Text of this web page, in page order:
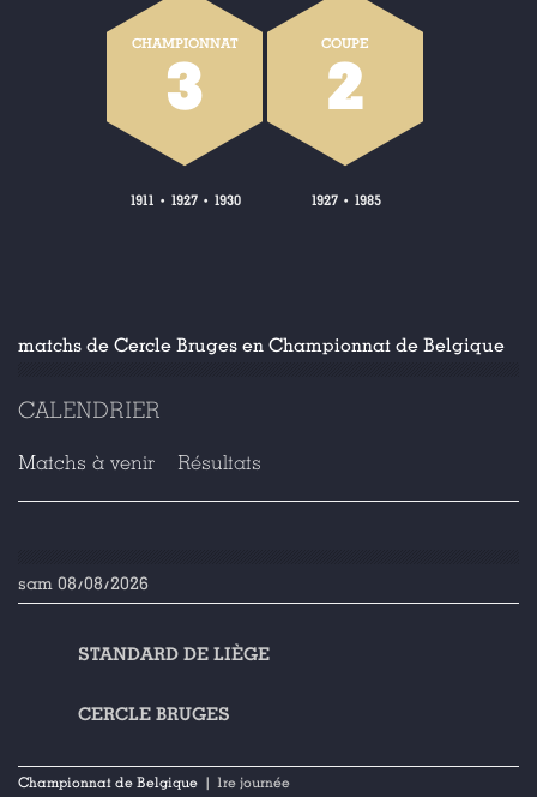
CHAMPIONNAT
3
1911 • 1927• 1930
COUPE
2
1927• 1985
matchs de Cercle Bruges en Championnat de Belgique
CALENDRIER
Matchs à venir Résultats
sam 08/08/2026
STANDARD DE LIÈGE
CERCLE BRUGES
Championnat de Belgique | 1re journée